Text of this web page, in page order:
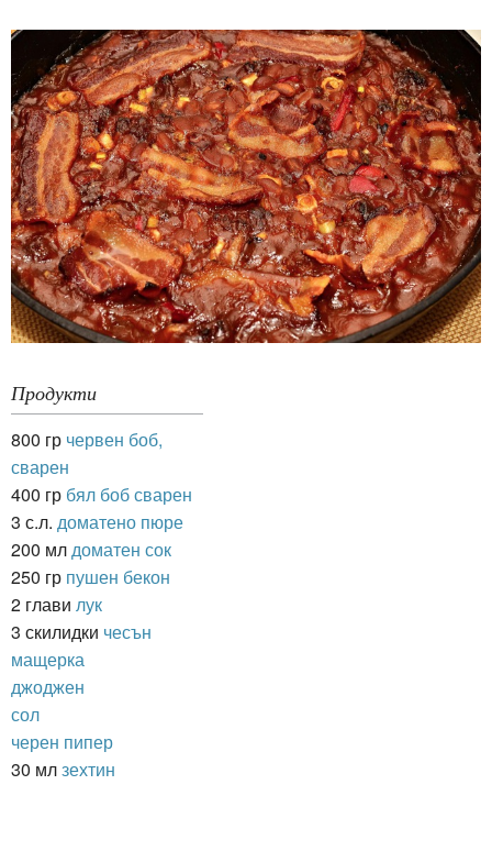
Продукти
800 гр червен боб,
сварен
400 гр бял боб сварен
3 с.л. доматено пюре
200 мл доматен сок
250 гр пушен бекон
2 глави лук
3 скилидки чесън
мащерка
джоджен
сол
черен пипер
30 млзехтин